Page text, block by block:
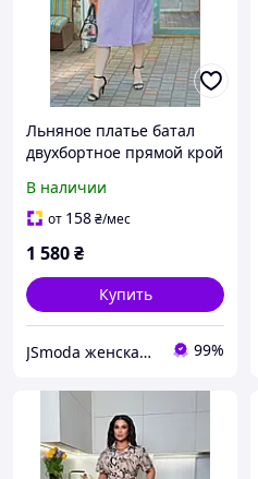
Льняное платье батал
двухбортное прямой крой
сиреневое
В наличии
от 158₴/мес
1 580₴
Купить
JSmoda женская одежда батал 99%